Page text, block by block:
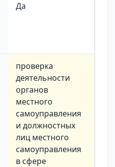
Да
проверка
деятельности
органов
местного
самоуправления
и должностных
лиц местного
самоуправления
в сфере